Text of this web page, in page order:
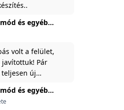
és egyéb
volt a felület,
Pár
új
3.0-ás verzióját,
be kicsit.Egy
és egyéb